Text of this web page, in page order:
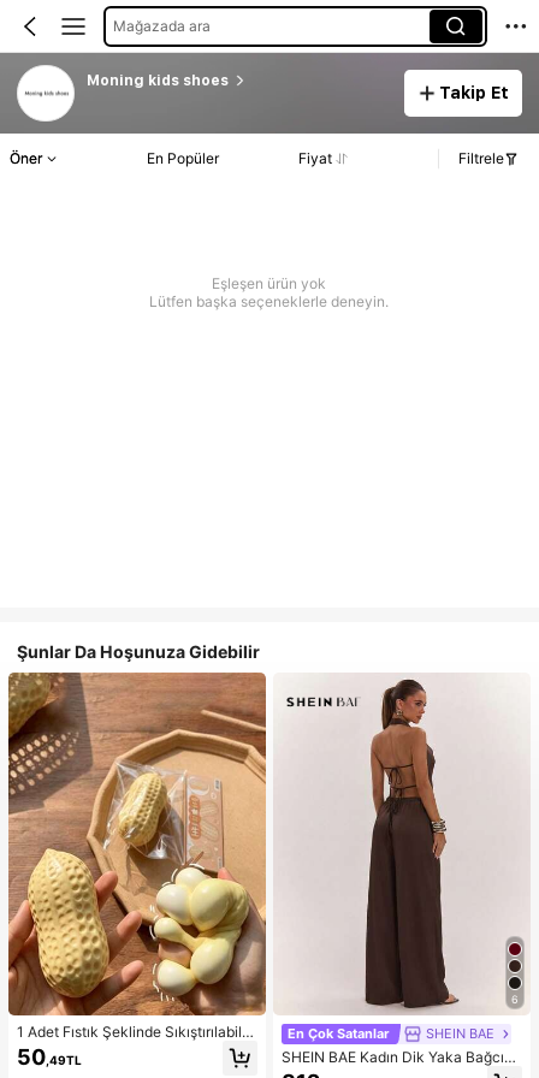
Mağazada ara
Moning kids shoes
Takip Et
Öner En Popüler Fiyat Filtrele
Eşleşen ürün yok
Lütfen başka seçeneklerle deneyin.
Şunlar Da Hoşunuza Gidebilir
1 Adet Fıstık Şeklinde Sıkıştırılabilir
Stres Oyuncağı, Ofis Rahatlaması v
e Parti Etkileşimi İçin Uygun, Doğu
50 ,49TL
6
En Çok Satanlar SHEIN BAE
SHEIN BAE Kadın Dik Yaka Bağcıklı
Günlük Düz Renk Moda Takımı, Ra